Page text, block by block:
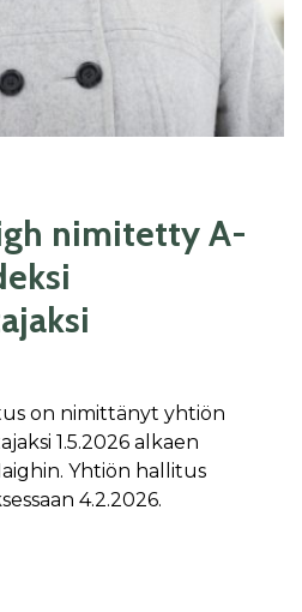
nimitetty A-
on nimittänyt yhtiön
1.5.2026 alkaen
Yhtiön hallitus
4.2.2026.